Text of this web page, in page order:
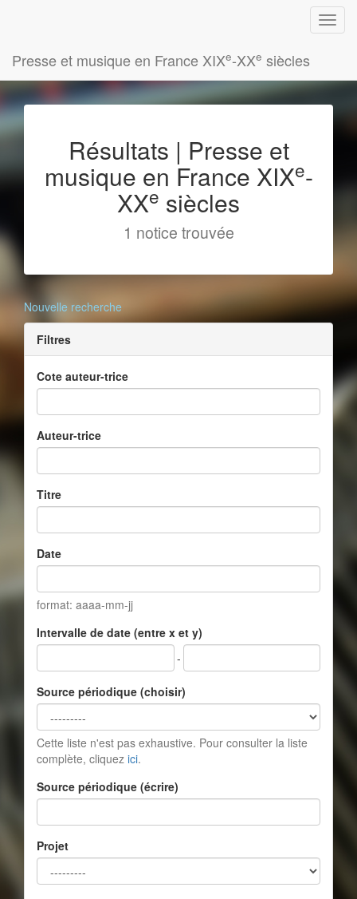
Presse et musique en France XIXe-XXe siècles
Résultats | Presse et
musique en France XIXe-
XXe siècles
1 notice trouvée
Nouvelle recherche
Filtres
Cote auteur-trice
Auteur-trice
Titre
Date
format: aaaa-mm-jj
Intervalle de date (entre x et y)
-
Source périodique (choisir)
Cette liste n'est pas exhaustive. Pour consulter la liste
complète, cliquez ici.
Source périodique (écrire)
Projet